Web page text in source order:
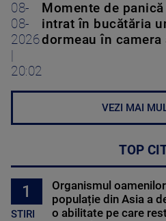
08-
08-
2026
20:02
Momente de
intrat în bucătăria
dormeau în camera
VEZI MAI
TOP
1
STIRI
Organismul
populație din Asia a
o abilitate pe care